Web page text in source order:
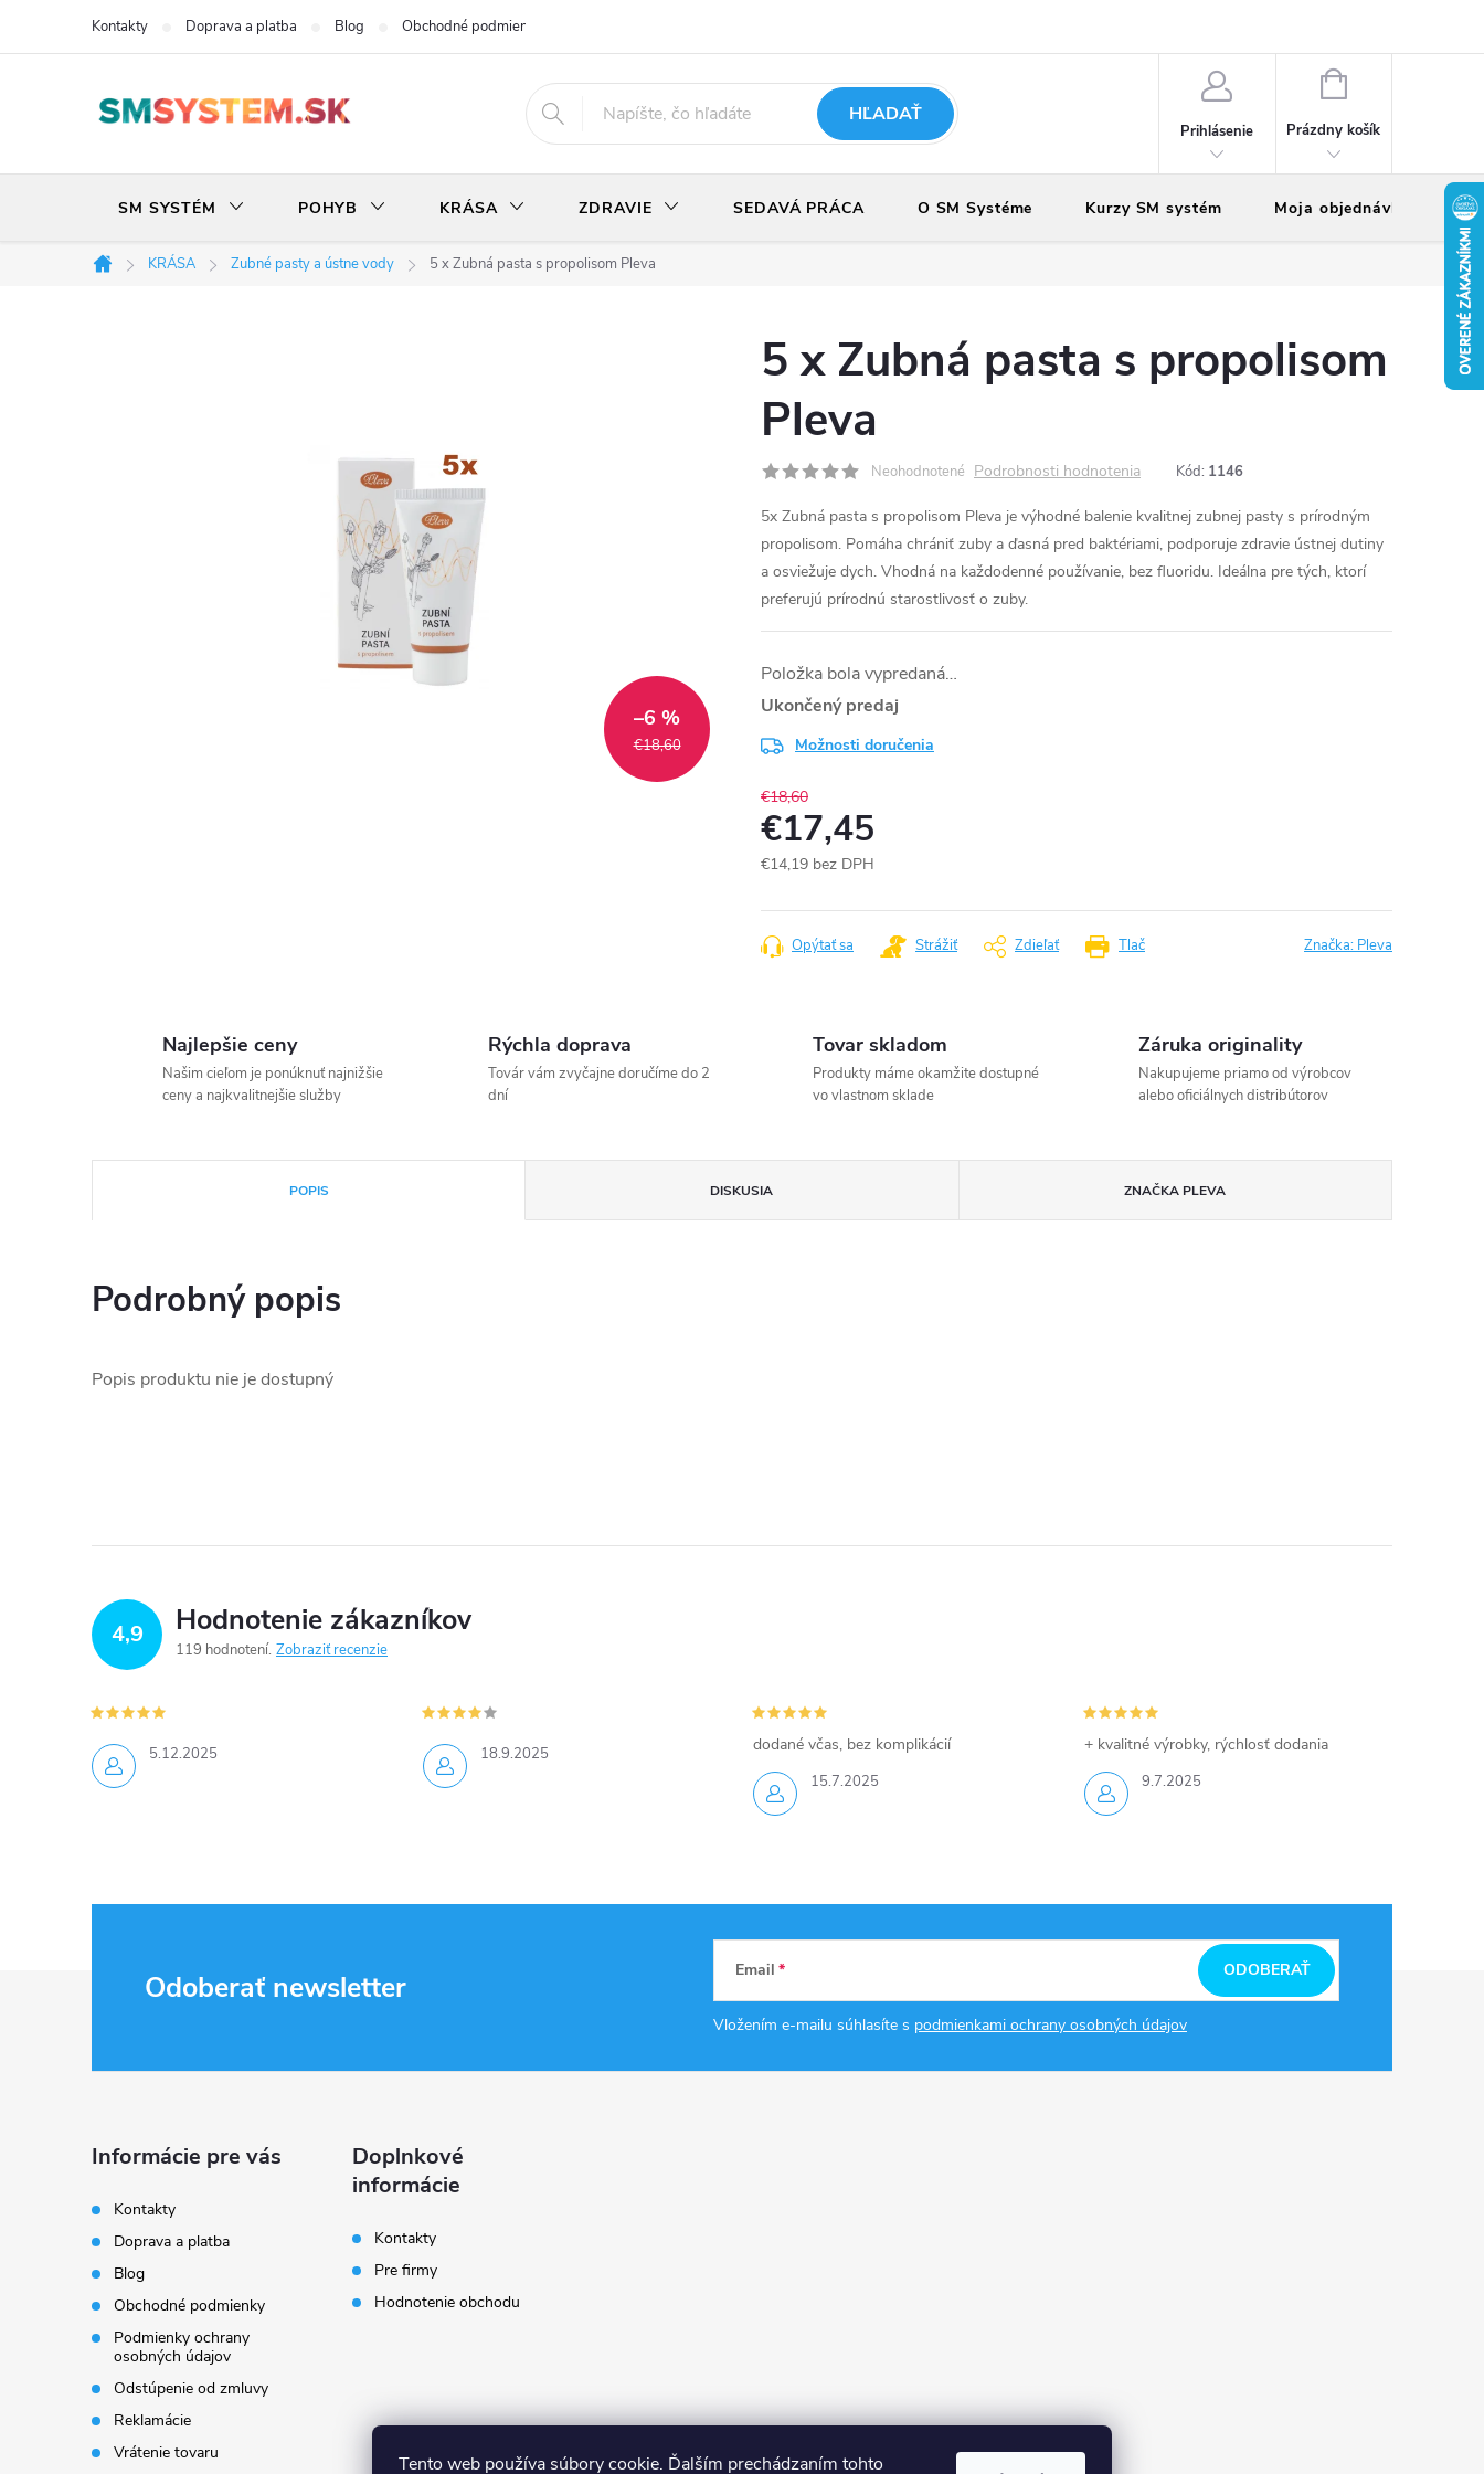
Tento web používa súbory cookie. Ďalším prechádzaním tohto
Kontakty Doprava a platba Blog Obchodné podmienky
HĽADAŤ
Prihlásenie
NÁKUPNÝ
Prázdny košík
SM SYSTÉM POHYB KRÁSA ZDRAVIE SEDAVÁ PRÁCA O SM Systéme Kurzy SM systém Moja objednávka
Domov
KRÁSA Zubné pasty a ústne vody 5 x Zubná pasta s propolisom Pleva
€18,60
–6 %
5 x Zubná pasta s propolisom
Pleva
Neohodnotené Podrobnosti hodnotenia Kód: 1146
5x Zubná pasta s propolisom Pleva je výhodné balenie kvalitnej zubnej pasty s prírodným
propolisom. Pomáha chrániť zuby a ďasná pred baktériami, podporuje zdravie ústnej dutiny
a osviežuje dych. Vhodná na každodenné používanie, bez fluoridu. Ideálna pre tých, ktorí
preferujú prírodnú starostlivosť o zuby.
Položka bola vypredaná…
Ukončený predaj
Možnosti doručenia
€18,60
€17,45
€14,19 bez DPH
cena:
Tlač
Opýtať sa Strážiť Zdieľať Značka: Pleva
Najlepšie ceny
Našim cieľom je ponúknuť najnižšie
ceny a najkvalitnejšie služby
Rýchla doprava
Továr vám zvyčajne doručíme do 2
dní
Tovar skladom
Produkty máme okamžite dostupné
vo vlastnom sklade
Záruka originality
Nakupujeme priamo od výrobcov
alebo oficiálnych distribútorov
POPIS DISKUSIA ZNAČKA PLEVA
Podrobný popis
Popis produktu nie je dostupný
4,9 Hodnotenie zákazníkov
119 hodnotení Zobraziť recenzie
5.12.2025
18.9.2025
15.7.2025
dodané včas, bez komplikácií
9.7.2025
+ kvalitné výrobky, rýchlosť dodania
Odoberať newsletter Email
Vložením e-mailu súhlasíte s podmienkami ochrany osobných údajov
ODOBERAŤ
Informácie pre vás
Kontakty
Doprava a platba
Blog
Obchodné podmienky
Podmienky ochrany
osobných údajov
Odstúpenie od zmluvy
Reklamácie
Vrátenie tovaru
Doplnkové
informácie
Kontakty
Pre firmy
Hodnotenie obchodu